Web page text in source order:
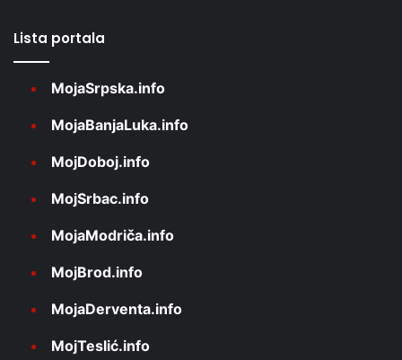
Lista portala
MojaSrpska.info
MojaBanjaLuka.info
MojDoboj.info
MojSrbac.info
MojaModriča.info
MojBrod.info
MojaDerventa.info
MojTeslić.info